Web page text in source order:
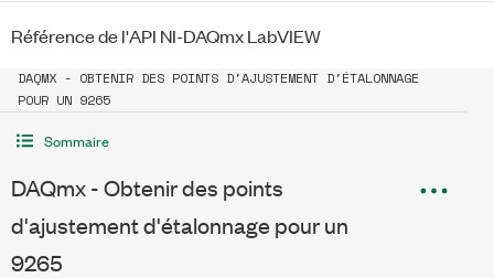
Référence de l'API NI-DAQmx LabVIEW
DAQMX - OBTENIR DES POINTS D'AJUSTEMENT D'ÉTALONNAGE
POUR UN 9265
Sommaire
DAQmx - Obtenir des points
d'ajustement d'étalonnage pour un
9265